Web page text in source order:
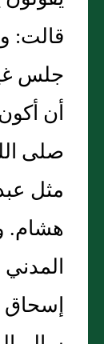
قالت:
جلس
أن
صلى
مثل
هشام.